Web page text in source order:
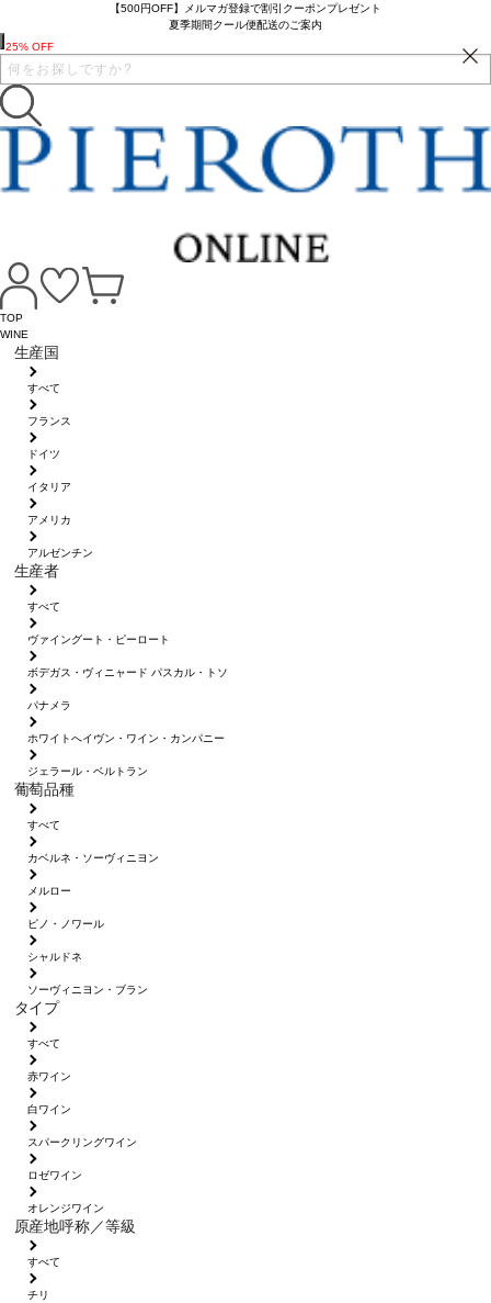
【500円OFF】メルマガ登録で割引クーポンプレゼント
夏季期間クール便配送のご案内
TOP
WINE
生産国
すべて
フランス
ドイツ
イタリア
アメリカ
アルゼンチン
生産者
すべて
ヴァイングート・ピーロート
ボデガス・ヴィニャード パスカル・トソ
パナメラ
ホワイトへイヴン・ワイン・カンパニー
ジェラール・ベルトラン
葡萄品種
すべて
カベルネ・ソーヴィニヨン
メルロー
ピノ・ノワール
シャルドネ
ソーヴィニヨン・ブラン
タイプ
すべて
赤ワイン
白ワイン
スパークリングワイン
ロゼワイン
オレンジワイン
原産地呼称／等級
すべて
チリ
25% OFF